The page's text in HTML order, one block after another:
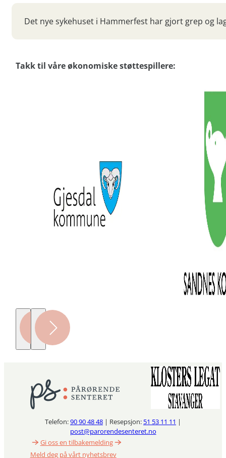
Det nye sykehuset i Hammerfest har gjort grep og
Takk til våre økonomiske støttespillere:
Telefon:90 90 48 48 | Resepsjon: 51 53 11 11 |
post@parorendesenteret.no
Gi oss en tilbakemelding
Meld deg på vårt nyhetsbrev